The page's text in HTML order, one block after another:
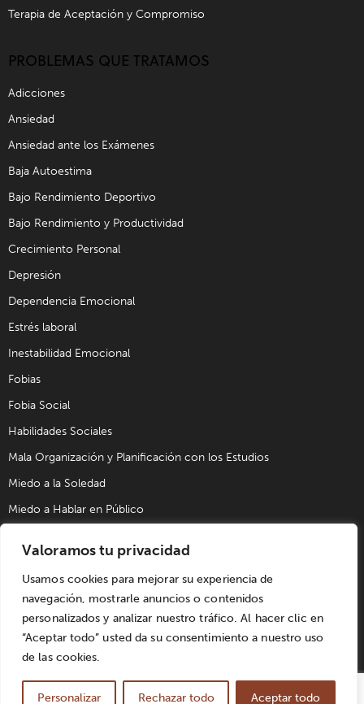
Valoramos tu privacidad
Usamos cookies para mejorar su experiencia de
navegación, mostrarle anuncios o contenidos
personalizados y analizar nuestro tráfico. Al hacer clic en
“Aceptar todo” usted da su consentimiento a nuestro uso
de las cookies.
Personalizar Rechazar todo Aceptar todo
Terapia de Aceptación y Compromiso
PROBLEMAS QUE TRATAMOS
Adicciones
Ansiedad
Ansiedad ante los Exámenes
Baja Autoestima
Bajo Rendimiento Deportivo
Bajo Rendimiento y Productividad
Crecimiento Personal
Depresión
Dependencia Emocional
Estrés laboral
Inestabilidad Emocional
Fobias
Fobia Social
Habilidades Sociales
Mala Organización y Planificación con los Estudios
Miedo a la Soledad
Miedo a Hablar en Público
Trastorno Obsesivo Compulsivo (TOC)
Trastornos de Alimentación
© UPAD Psicología y Coaching S.L. | Todos los derechos
reservados. Diseñado porWin Innovacion Aviso Legal|